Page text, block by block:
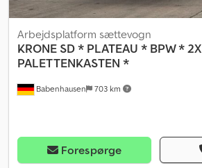
Babenhausen 703 km
Arbejdsplatform sættevogn
KRONE SD * PLATEAU * BPW * 2X
PALETTENKASTEN *
Forespørge